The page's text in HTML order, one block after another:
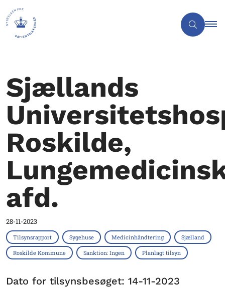
Sjællands
Roskilde,
afd.
28-11-2023
Tilsynsrapport Sygehuse Medicinhåndtering Sjælland
Roskilde Kommune Sanktion: Ingen Planlagt tilsyn
Dato for tilsynsbesøget: 14-11-2023